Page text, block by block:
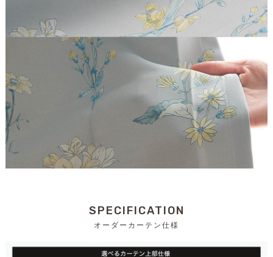
SPECIFICATION
オーダーカーテン仕様